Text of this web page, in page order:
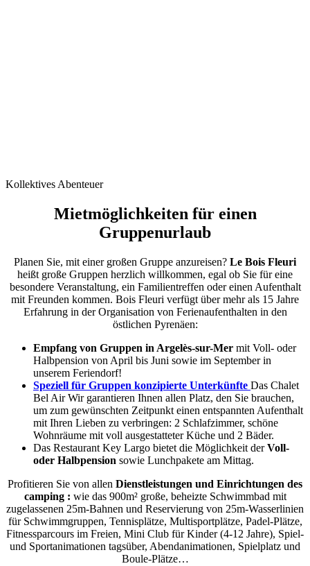
Kollektives Abenteuer
Mietmöglichkeiten für einen
Gruppenurlaub
Planen Sie, mit einer großen Gruppe anzureisen? Le Bois Fleuri
heißt große Gruppen herzlich willkommen, egal ob Sie für eine
besondere Veranstaltung, ein Familientreffen oder einen Aufenthalt
mit Freunden kommen. Bois Fleuri verfügt über mehr als 15 Jahre
Erfahrung in der Organisation von Ferienaufenthalten in den
östlichen Pyrenäen:
Empfang von Gruppen in Argelès-sur-Mer mit Voll- oder
Halbpension von April bis Juni sowie im September in
unserem Feriendorf!
Speziell für Gruppen konzipierte Unterkünfte Das Chalet
Bel Air Wir garantieren Ihnen allen Platz, den Sie brauchen,
um zum gewünschten Zeitpunkt einen entspannten Aufenthalt
mit Ihren Lieben zu verbringen: 2 Schlafzimmer, schöne
Wohnräume mit voll ausgestatteter Küche und 2 Bäder.
Das Restaurant Key Largo bietet die Möglichkeit derVoll-
oder Halbpension sowie Lunchpakete am Mittag.
Profitieren Sie von allen Dienstleistungen und Einrichtungen des
camping : wie das 900m² große, beheizte Schwimmbad mit
zugelassenen 25m-Bahnen und Reservierung von 25m-Wasserlinien
für Schwimmgruppen, Tennisplätze, Multisportplätze, Padel-Plätze,
Fitnessparcours im Freien, Mini Club für Kinder (4-12 Jahre), Spiel-
und Sportanimationen tagsüber, Abendanimationen, Spielplatz und
Boule-Plätze…